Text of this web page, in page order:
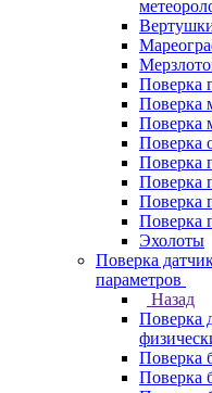
Поверка
Поверка
Поверка
Поверка
Поверка
Поверка
Поверка
Поверка
Эхолоты
Поверка
параметров
Назад
Поверка
Поверка
Поверка